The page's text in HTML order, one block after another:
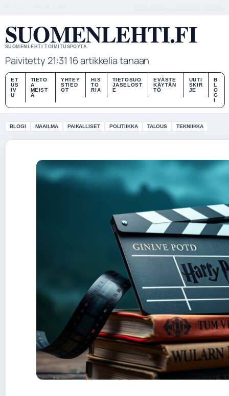
SUOMENLEHTI.FI
SUOMENLEHTI TOIMITUSPOYTA
Paivitetty 21:31 16 artikkelia tanaan
ET
US
IV
U
TIETO
A
MEIST
Ä
YHTEY
STIED
OT
HIS
TO
RIA
TIETOSUO
JASELOST
E
EVÄSTE
KÄYTÄN
TÖ
UUTI
SKIR
JE
B
L
O
G
I
BLOGI MAAILMA PAIKALLISET POLITIIKKA TALOUS TEKNIIKKA